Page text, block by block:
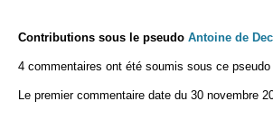
Contributions sous le pseudo Antoine de
4 commentaires ont été soumis sous ce pseudo
Le premier commentaire date du 30 novembre